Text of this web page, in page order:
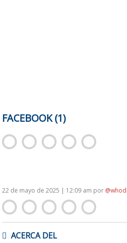
FACEBOOK (1)
22 de mayo de 2025 | 12:09 am por
DEACERCA DEL